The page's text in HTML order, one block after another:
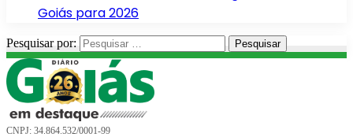
Goiás para 2026
Pesquisar por:
CNPJ: 34.864.532/0001-99